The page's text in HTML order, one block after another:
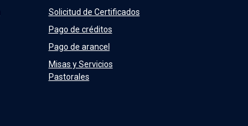
Solicitud de Certificados
Pago de créditos
Pago de arancel
Misas y Servicios
Pastorales